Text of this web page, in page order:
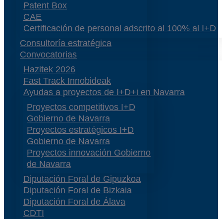
Patent Box
CAE
Certificación de personal adscrito al 100% al I+D
Consultoría estratégica
Convocatorias
Hazitek 2026
Fast Track Innobideak
Ayudas a proyectos de I+D+i en Navarra
Proyectos competitivos I+D
Gobierno de Navarra
Proyectos estratégicos I+D
Gobierno de Navarra
Proyectos innovación Gobierno
de Navarra
Diputación Foral de Gipuzkoa
Diputación Foral de Bizkaia
Diputación Foral de Álava
CDTI